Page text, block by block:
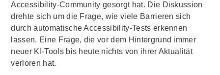
Accessibility-Community gesorgt hat. Die Diskussion
drehte sich um die Frage, wie viele Barrieren sich
durch automatische Accessibility-Tests erkennen
lassen. Eine Frage, die vor dem Hintergrund immer
neuer KI-Tools bis heute nichts von ihrer Aktualität
verloren hat.